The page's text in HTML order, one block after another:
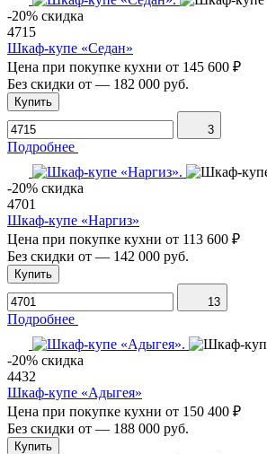
-20% скидка
4715
Шкаф-купе «Седан»
Цена при покупке кухни от 145 600 ₽
Без скидки от — 182 000 руб.
Купить
3
Подробнее
-20% скидка
4701
Шкаф-купе «Наргиз»
Цена при покупке кухни от 113 600 ₽
Без скидки от — 142 000 руб.
Купить
13
Подробнее
-20% скидка
4432
Шкаф-купе «Адыгея»
Цена при покупке кухни от 150 400 ₽
Без скидки от — 188 000 руб.
Купить